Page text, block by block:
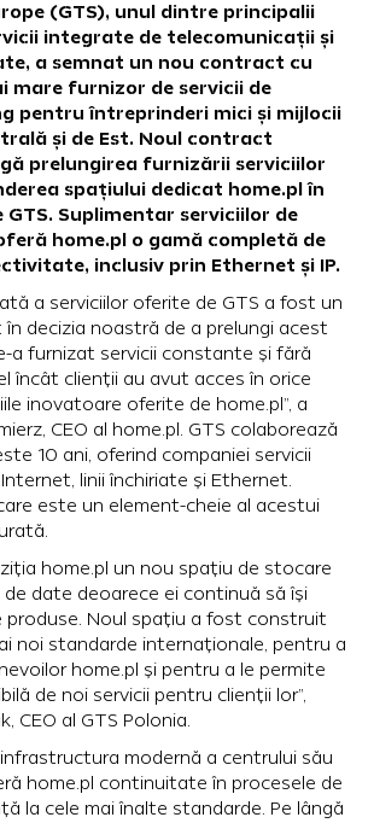
(GTS), unul dintre principalii
integrate de telecomunicații și
a semnat un nou contract cu
mare furnizor de servicii de
pentru întreprinderi mici și mijlocii
și de Est. Noul contract
prelungirea furnizării serviciilor
spațiului dedicat home.pl în
Suplimentar serviciilor de
home.pl o gamă completă de
inclusiv prin Ethernet și IP.
a serviciilor oferite de GTS a fost un
decizia noastră de a prelungi acest
a furnizat servicii constante și fără
încât clienții au avut acces în orice
inovatoare oferite de home.pl”, a
CEO al home.pl. GTS colaborează
10 ani, oferind companiei servicii
linii închiriate și Ethernet.
este un element-cheie al acestui
home.pl un nou spațiu de stocare
date deoarece ei continuă să își
produse. Noul spațiu a fost construit
noi standarde internaționale, pentru a
home.pl și pentru a le permite
de noi servicii pentru clienții lor”,
CEO al GTS Polonia.
modernă a centrului său
home.pl continuitate în procesele de
la cele mai înalte standarde. Pe lângă